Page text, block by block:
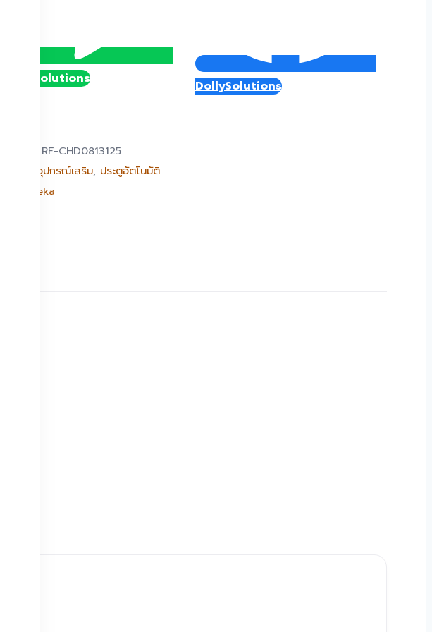
@DollySolutions DollySolutions
RF-CHD0813125
อุปกรณ์เสริม, ประตูอัตโนมัติ
Xeka